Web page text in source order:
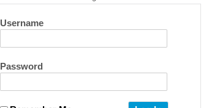
Username
Password